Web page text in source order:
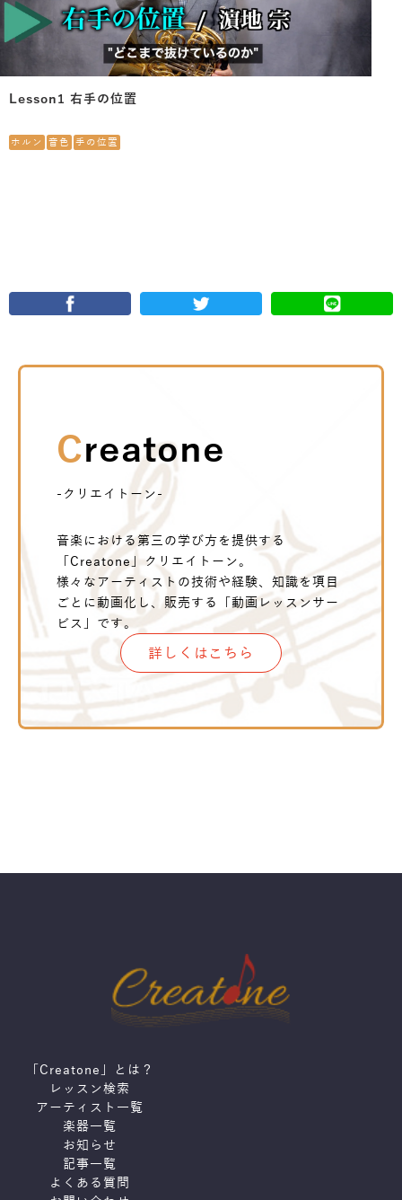
Lesson1 右手の位置
ホルン 音色 手の位置
Creatone
-クリエイトーン-
音楽における第三の学び方を提供する
「Creatone」クリエイトーン。
様々なアーティストの技術や経験、知識を項目
ごとに動画化し、販売する「動画レッスンサー
ビス」です。
詳しくはこちら
「Creatone」とは？
レッスン検索
アーティスト一覧
楽器一覧
お知らせ
記事一覧
よくある質問